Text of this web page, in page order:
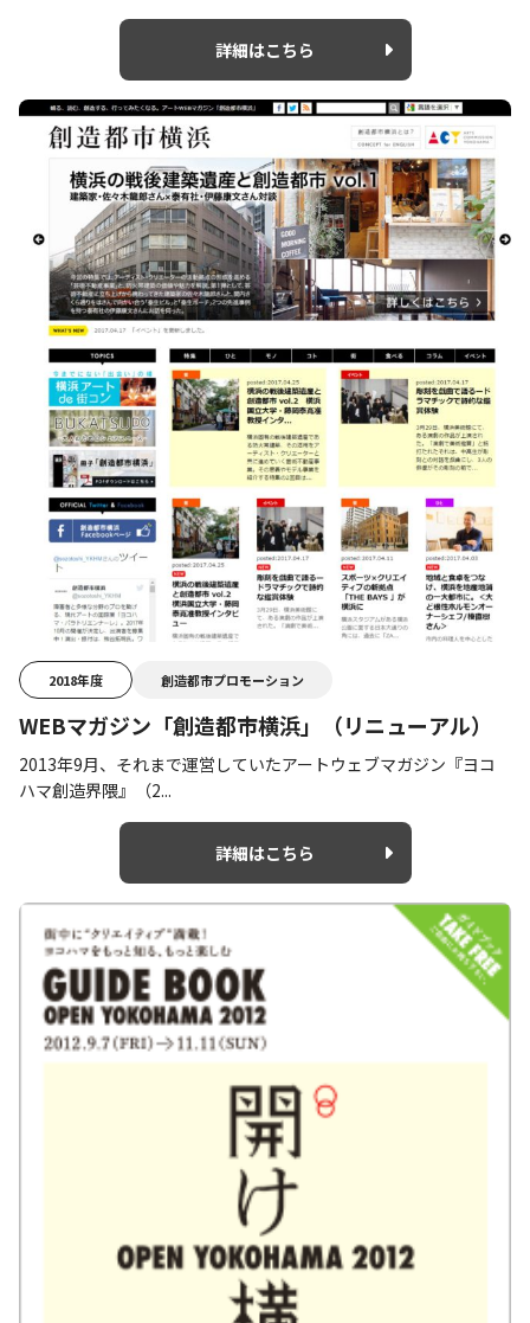
詳細はこちら
2018年度 創造都市プロモーション
WEBマガジン「創造都市横浜」（リニューアル）
2013年9月、それまで運営していたアートウェブマガジン『ヨコ
ハマ創造界隈』（2...
詳細はこちら